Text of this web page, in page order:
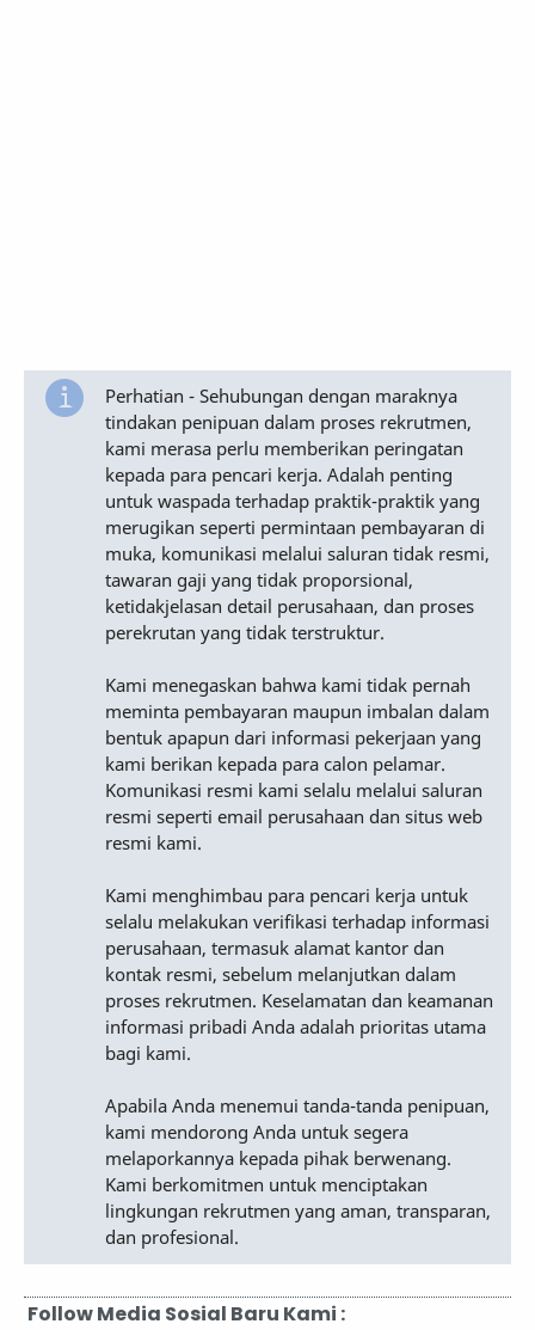
Perhatian - Sehubungan dengan maraknya
tindakan penipuan dalam proses rekrutmen,
kami merasa perlu memberikan peringatan
kepada para pencari kerja. Adalah penting
untuk waspada terhadap praktik-praktik yang
merugikan seperti permintaan pembayaran di
muka, komunikasi melalui saluran tidak resmi,
tawaran gaji yang tidak proporsional,
ketidakjelasan detail perusahaan, dan proses
perekrutan yang tidak terstruktur.
Kami menegaskan bahwa kami tidak pernah
meminta pembayaran maupun imbalan dalam
bentuk apapun dari informasi pekerjaan yang
kami berikan kepada para calon pelamar.
Komunikasi resmi kami selalu melalui saluran
resmi seperti email perusahaan dan situs web
resmi kami.
Kami menghimbau para pencari kerja untuk
selalu melakukan verifikasi terhadap informasi
perusahaan, termasuk alamat kantor dan
kontak resmi, sebelum melanjutkan dalam
proses rekrutmen. Keselamatan dan keamanan
informasi pribadi Anda adalah prioritas utama
bagi kami.
Apabila Anda menemui tanda-tanda penipuan,
kami mendorong Anda untuk segera
melaporkannya kepada pihak berwenang.
Kami berkomitmen untuk menciptakan
lingkungan rekrutmen yang aman, transparan,
dan profesional.
Follow Media Sosial Baru Kami :